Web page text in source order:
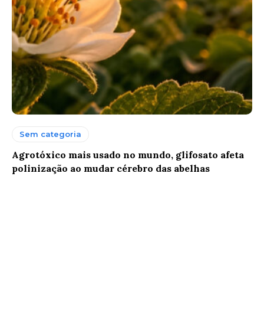
Sem categoria
Agrotóxico mais usado no mundo, glifosato afeta
polinização ao mudar cérebro das abelhas